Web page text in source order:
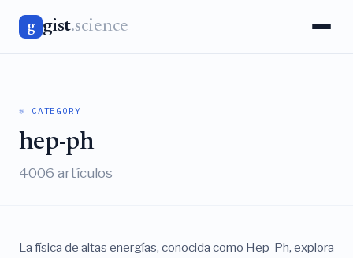
g gist.science
⚛️ CATEGORY
hep-ph
4006 artículos
La física de altas energías, conocida como Hep-Ph, explora